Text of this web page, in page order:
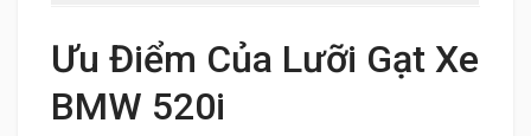
Ưu Điểm Của Lưỡi Gạt Xe
BMW 520i